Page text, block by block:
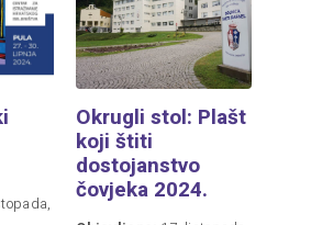
Okrugli stol: Plašt
koji štiti
dostojanstvo
čovjeka 2024.